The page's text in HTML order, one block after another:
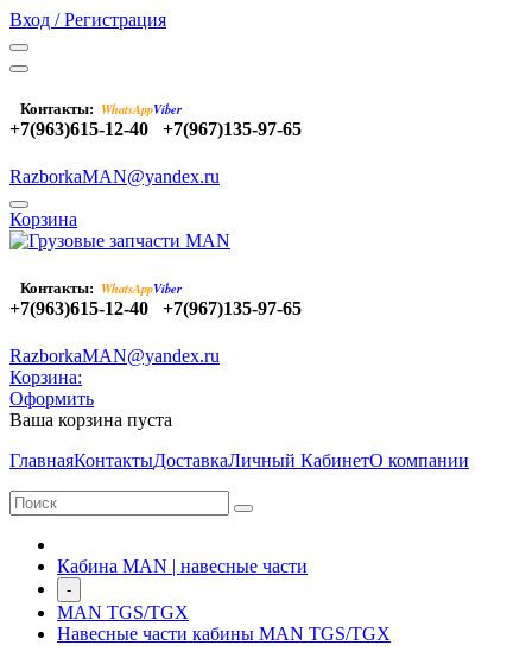
Вход / Регистрация
Контакты: WhatsAppViber
+7(963)615-12-40 +7(967)135-97-65
RazborkaMAN@yandex.ru
Корзина
Контакты: WhatsAppViber
+7(963)615-12-40 +7(967)135-97-65
RazborkaMAN@yandex.ru
Корзина:
Оформить
Ваша корзина пуста
ГлавнаяКонтактыДоставкаЛичный КабинетО компании
Кабина MAN | навесные части
-
MAN TGS/TGX
Навесные части кабины MAN TGS/TGX